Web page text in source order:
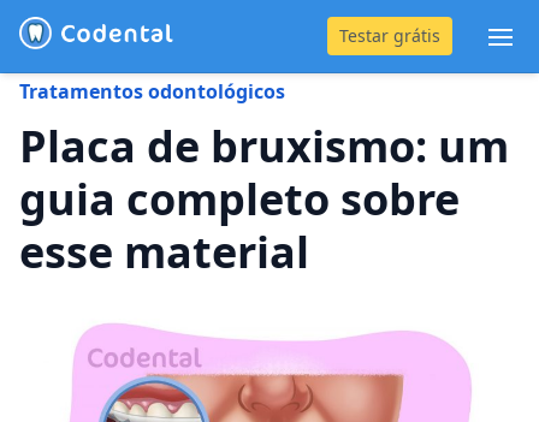
Testar grátis
Blog
Recursos
Entrar
Tratamentos odontológicos
Placa de bruxismo: um
guia completo sobre
esse material